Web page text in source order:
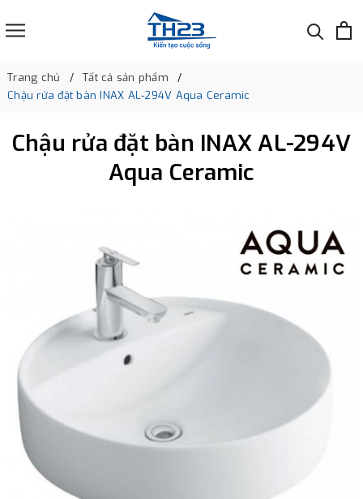
Trang chủ
Tất cả sản phẩm
Chậu rửa đặt bàn INAX AL-294V Aqua Ceramic
Chậu rửa đặt bàn INAX AL-294V
Aqua Ceramic